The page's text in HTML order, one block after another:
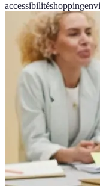
accessibilitéshopping